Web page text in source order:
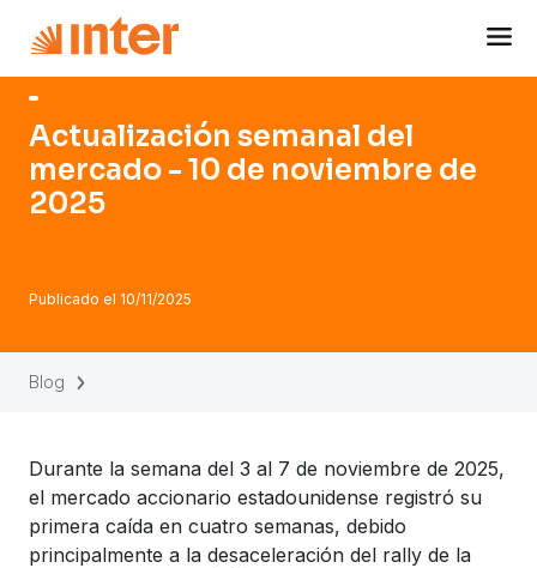
Actualización semanal del
mercado - 10 de noviembre de
2025
Publicado el 10/11/2025
Blog
Durante la semana del 3 al 7 de noviembre de 2025,
el mercado accionario estadounidense registró su
primera caída en cuatro semanas, debido
principalmente a la desaceleración del rally de la
Navigated to Actualización semanal del mercado - 10 de